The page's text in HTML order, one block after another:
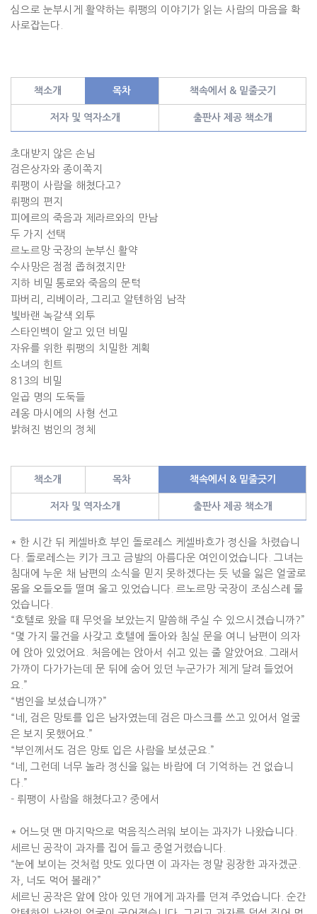
심으로 눈부시게 활약하는 뤼팽의 이야기가 읽는 사람의 마음을 확
사로잡는다
책소개 목차 책속에서 & 밑줄긋기
저자 및 역자소개 출판사 제공 책소개
초대받지 않은 손님
검은상자와 종이쪽지
뤼팽이 사람을 해쳤다고 ?
뤼팽의 편지
피에르의 죽음과 제라르와의 만남
두 가지 선택
르노르망 국장의 눈부신 활약
수사망은 점점 좁혀졌지만
지하 비밀 통로와 죽음의 문턱
파버리
리베이라
그리고 알텐하임 남작
빛바랜 녹갈색 외투
스타인벡이 알고 있던 비밀
자유를 위한 뤼팽의 치밀한 계획
소녀의 힌트
813의 비밀
일곱 명의 도둑들
레옹 마시에의 사형 선고
밝혀진 범인의 정체
책소개 목차 책속에서 & 밑줄긋기
저자 및 역자소개 출판사 제공 책소개
* 한 시간 뒤 케셀바흐 부인 돌로레스 케셀바흐가 정신을 차렸습니
다 돌로레스는 키가 크고 금발의 아름다운 여인이었습니다
그녀는
침대에 누운 채 남편의 소식을 믿지 못하겠다는 듯 넋을 잃은 얼굴로
몸을 오들오들 떨며 울고 있었습니다
르노르망 국장이 조심스레 물
었습니다
“호텔로 왔을 때 무엇을 보았는지 말씀해 주실 수 있으시겠습니까?”
“ 몇 가지 물건을 사갖고 호텔에 돌아와 침실 문을 여니 남편이 의자
에 앉아 있었어요
처음에는 앉아서 쉬고 있는 줄 알았어요
그래서
가까이 다가가는데 문 뒤에 숨어 있던 누군가가 제게 달려 들었어
요 .”
“ 범인을 보셨습니까?”
“ 네
검은 망토를 입은 남자였는데 검은 마스크를 쓰고 있어서 얼굴
은 보지 못했어요 .”
“부인께서도 검은 망토 입은 사람을 보셨군요 .”
“ 네
그런데 너무 놀라 정신을 잃는 바람에 더 기억하는 건 없습니
다 .”
- 뤼팽이 사람을 해쳤다고 ? 중에서
* 어느덧 맨 마지막으로 먹음직스러워 보이는 과자가 나왔습니다
세르닌 공작이 과자를 집어 들고 중얼거렸습니다
“눈에 보이는 것처럼 맛도 있다면 이 과자는 정말 굉장한 과자겠군
자
너도 먹어 볼래 ?”
세르닌 공작은 앞에 앉아 있던 개에게 과자를 던져 주었습니다 순간